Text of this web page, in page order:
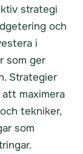
strategi
och
i
som ger
Strategier
maximera
tekniker,
som